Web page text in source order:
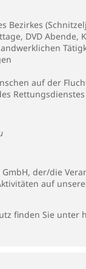
Bezirkes
DVD Abende,
auf der
der/die
auf
finden Sie unter